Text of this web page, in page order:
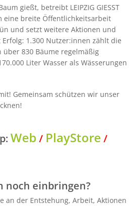
gießt, betreibt LEIPZIG GIESST
eine breite Öffentlichkeitsarbeit
und setzt weitere Aktionen und
1.300 Nutzer:innen zählt die
830 Bäume regelmäßig
Liter Wasser als Wässerungen
Gemeinsam schützen wir unser
Web / PlayStore /
noch einbringen?
an der Entstehung, Arbeit, Aktionen